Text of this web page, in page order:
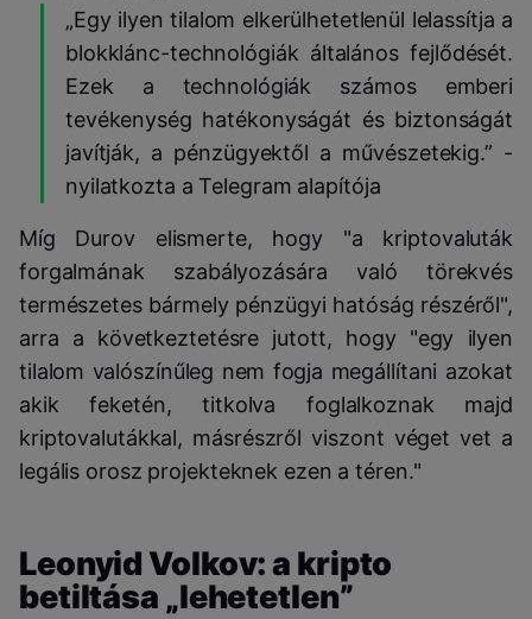
„Egy ilyen tilalom elkerülhetetlenül lelassítja a
blokklánc-technológiák általános fejlődését.
Ezek a technológiák számos emberi
tevékenység hatékonyságát és biztonságát
javítják, a pénzügyektől a művészetekig.” -
nyilatkozta a Telegram alapítója
Míg Durov elismerte, hogy "a kriptovaluták
forgalmának szabályozására való törekvés
természetes bármely pénzügyi hatóság részéről",
arra a következtetésre jutott, hogy "egy ilyen
tilalom valószínűleg nem fogja megállítani azokat
akik feketén, titkolva foglalkoznak majd
kriptovalutákkal, másrészről viszont véget vet a
legális orosz projekteknek ezen a téren."
Leonyid Volkov: a kripto
betiltása „lehetetlen”